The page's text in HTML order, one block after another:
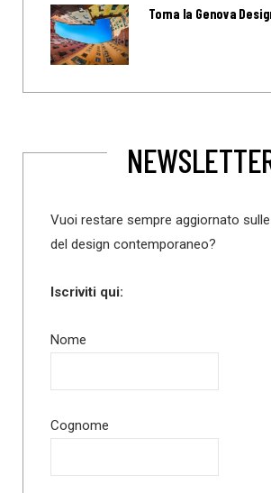
Torna la Genova
Vuoi restare sempre aggiornato
del design contemporaneo?
Iscriviti qui:
Nome
Cognome